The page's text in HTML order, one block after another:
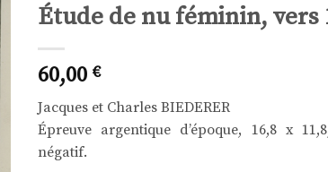
Étude de nu féminin, vers
60,00 €
Jacques et Charles BIEDERER
Épreuve argentique d’époque, 16,8 x
négatif.